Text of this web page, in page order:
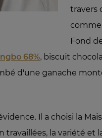
travers
comme
Fond
68%, biscuit
d'une ganache
Il a choisi la
travaillées, la variété et